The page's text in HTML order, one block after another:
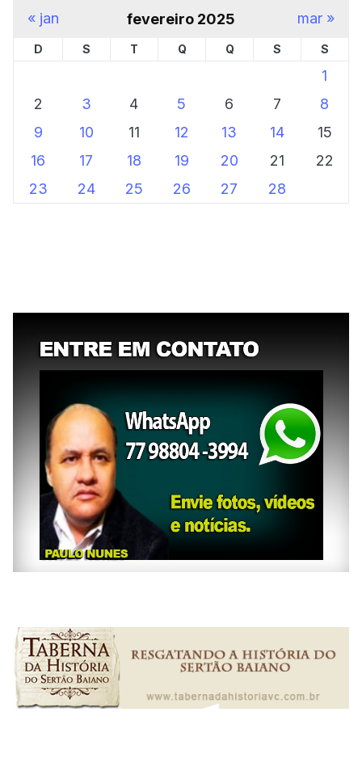
fevereiro 2025
D S T Q Q S S
1
2
3 4 5 6 7
8
9
10 11 12 13 14
15
16
17 18 19 20 21
22
23
24 25 26 27 28
« jan mar »